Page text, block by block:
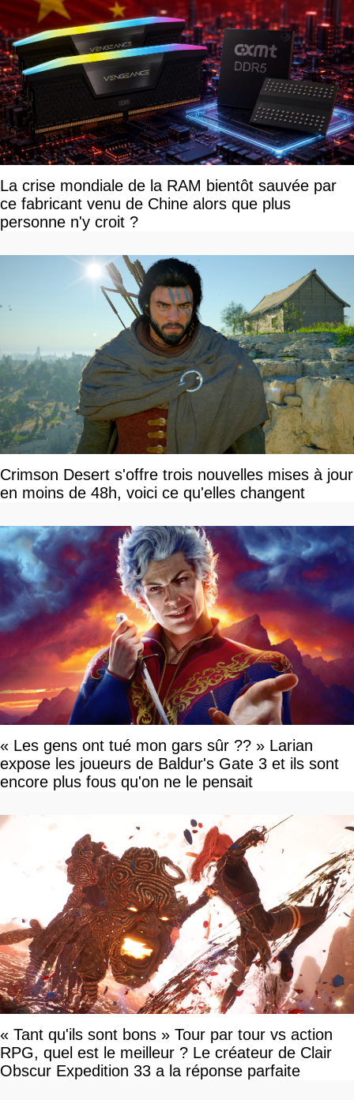
La crise mondiale de la RAM bientôt sauvée par
ce fabricant venu de Chine alors que plus
personne n'y croit ?
Crimson Desert s'offre trois nouvelles mises à jour
en moins de 48h, voici ce qu'elles changent
« Les gens ont tué mon gars sûr ?? » Larian
expose les joueurs de Baldur's Gate 3 et ils sont
encore plus fous qu'on ne le pensait
« Tant qu'ils sont bons » Tour par tour vs action
RPG, quel est le meilleur ? Le créateur de Clair
Obscur Expedition 33 a la réponse parfaite